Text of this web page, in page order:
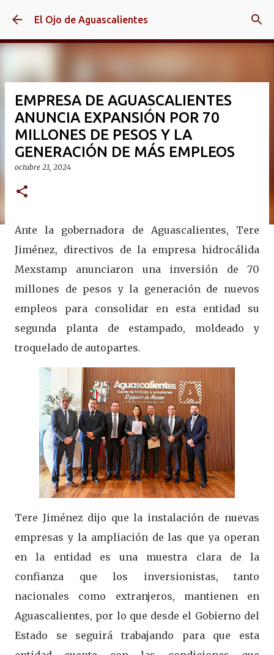
Ir al contenido principal
El Ojo de Aguascalientes
EMPRESA DE AGUASCALIENTES
ANUNCIA EXPANSIÓN POR 70
MILLONES DE PESOS Y LA
GENERACIÓN DE MÁS EMPLEOS
octubre 21, 2024
Ante la gobernadora de Aguascalientes, Tere
Jiménez, directivos de la empresa hidrocálida
Mexstamp anunciaron una inversión de 70
millones de pesos y la generación de nuevos
empleos para consolidar en esta entidad su
segunda planta de estampado, moldeado y
troquelado de autopartes.
Tere Jiménez dijo que la instalación de nuevas
empresas y la ampliación de las que ya operan
en la entidad es una muestra clara de la
confianza que los inversionistas, tanto
nacionales como extranjeros, mantienen en
Aguascalientes, por lo que desde el Gobierno del
Estado se seguirá trabajando para que esta